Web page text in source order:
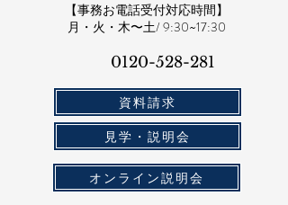
【事務お電話受付対応時間】
​月・火・木〜土/ 9:30~17:30
0120-528-281​
資料請求
見学・説明会
オンライン説明会